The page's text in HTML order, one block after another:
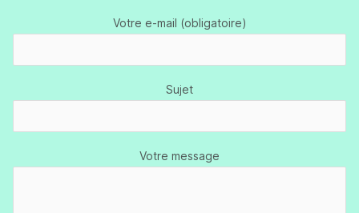
Votre e-mail (obligatoire)
Sujet
Votre message